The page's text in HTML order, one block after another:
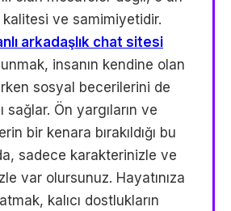
kalitesi ve samimiyetidir.
arkadaşlık chat sitesi
insanın kendine olan
sosyal becerilerini de
sağlar. Ön yargıların ve
bir kenara bırakıldığı bu
sadece karakterinizle ve
var olursunuz. Hayatınıza
kalıcı dostlukların